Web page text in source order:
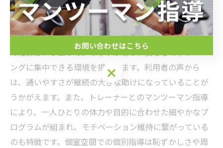
現代の忙しい生活の中で、効率的に健康を維持するため
にパーソナルトレーニングが支持されています。特に駅
近の完全個室型ジムは、アクセスの良さとプライバシー
の確保という二つのメリットがあり、安心してトレーニ
ングに集中できる環境を提供します。利用者の声から
は、通いやすさが継続の大きな助けになっていることが
うかがえます。また、トレーナーとのマンツーマン指導
により、一人ひとりの体力や目的に合わせた細やかなプ
ログラムが組まれ、モチベーション維持に繋がっている
のも特徴です。個室空間での個別指導は恥ずかしさや周
お問い合わせはこちら